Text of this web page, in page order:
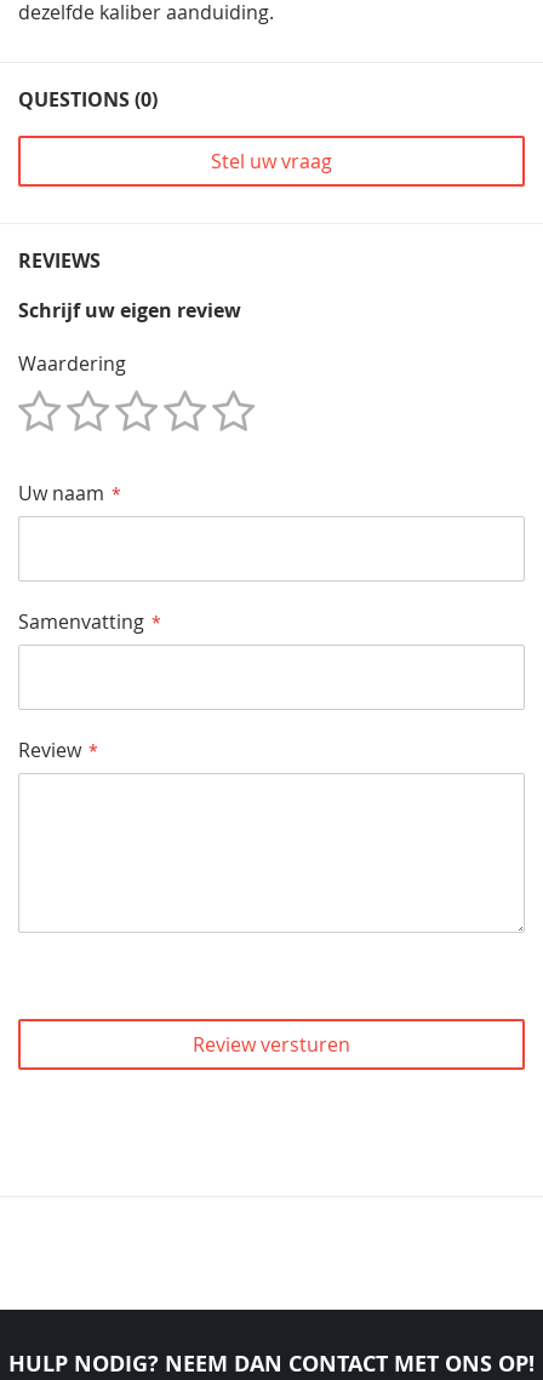
dezelfde kaliber aanduiding.
QUESTIONS (0)
Stel uw vraag
REVIEWS
Schrijf uw eigen review
Waardering
Uw naam
Samenvatting
Review
Review versturen
HULP NODIG? NEEM DAN CONTACT MET ONS OP!